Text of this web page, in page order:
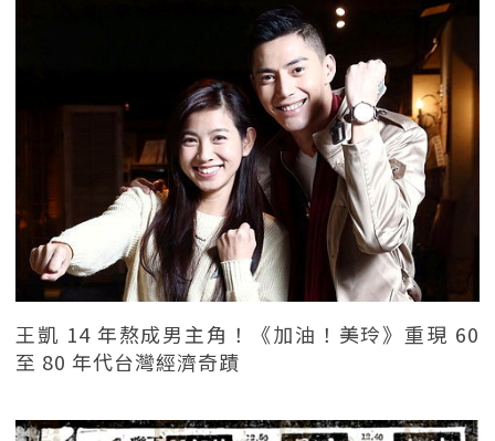
王凱 14 年熬成男主角！《加油！美玲》重現 60
至 80 年代台灣經濟奇蹟